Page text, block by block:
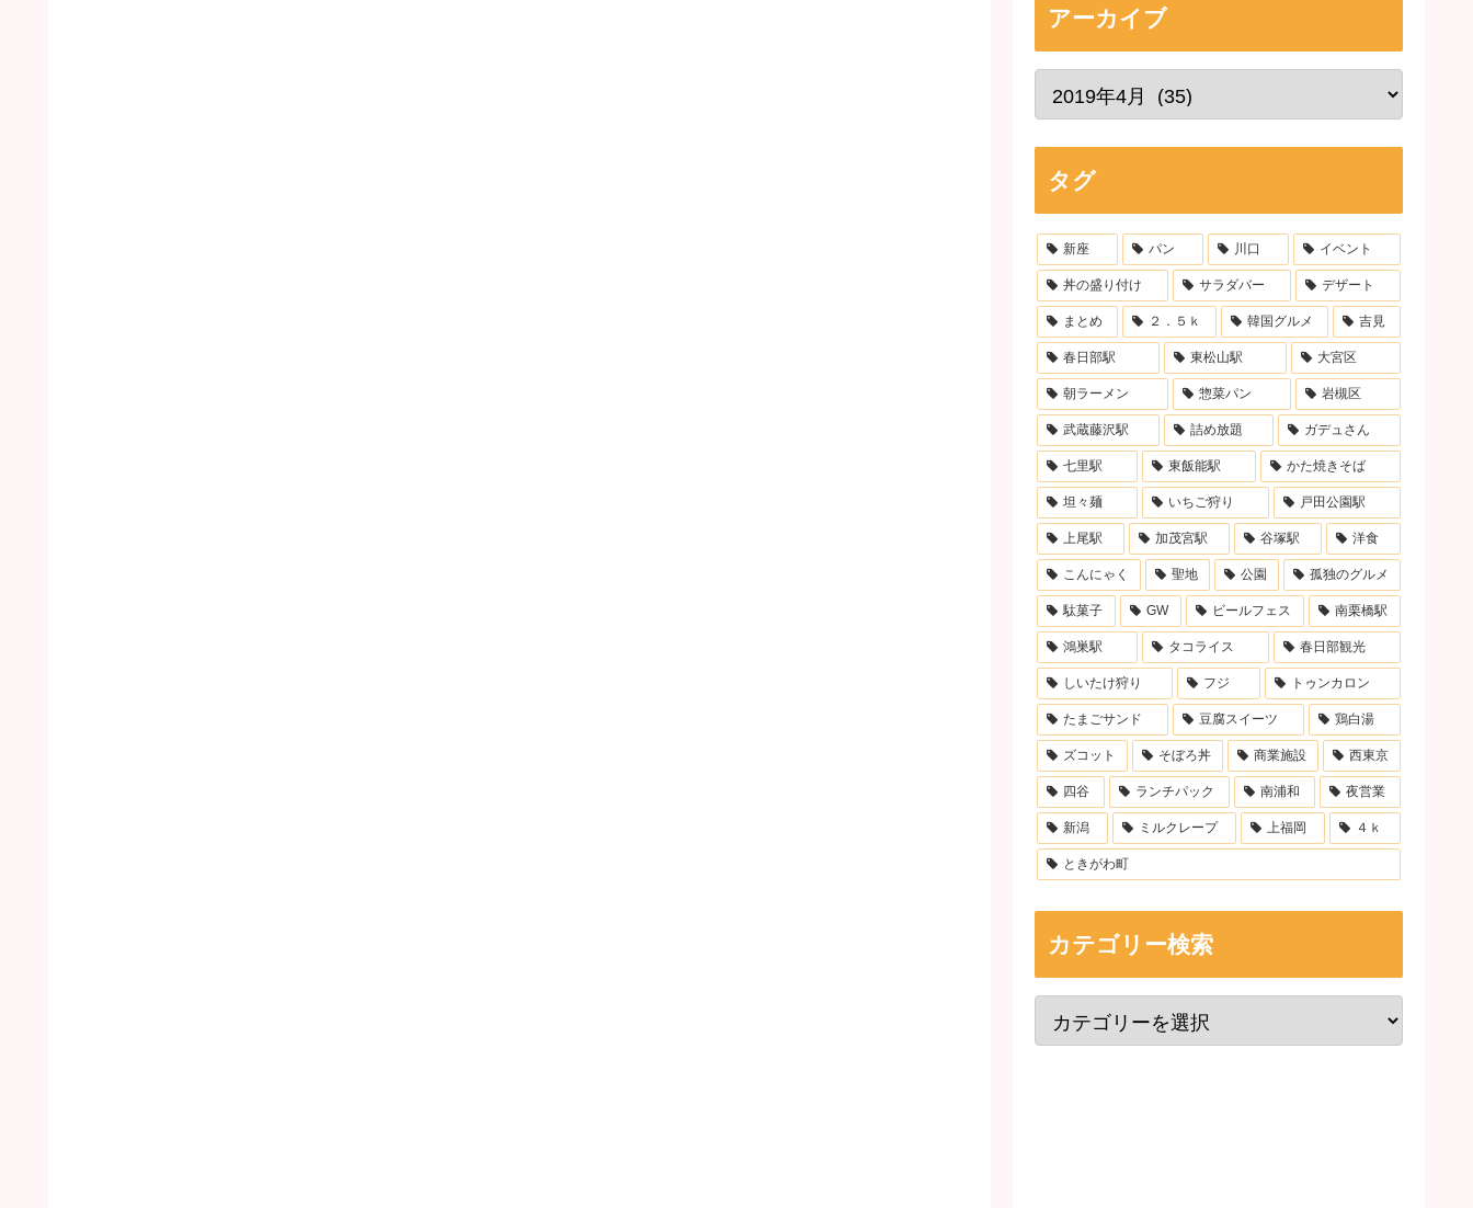
アーカイブ
タグ
新座 パン 川口 イベント
丼の盛り付け サラダバー デザート
まとめ ２．５ｋ 韓国グルメ 吉見
春日部駅 東松山駅 大宮区
朝ラーメン 惣菜パン 岩槻区
武蔵藤沢駅 詰め放題 ガデュさん
七里駅 東飯能駅 かた焼きそば
坦々麺 いちご狩り 戸田公園駅
上尾駅 加茂宮駅 谷塚駅 洋食
こんにゃく 聖地 公園 孤独のグルメ
駄菓子 GW ビールフェス 南栗橋駅
鴻巣駅 タコライス 春日部観光
しいたけ狩り フジ トゥンカロン
たまごサンド 豆腐スイーツ 鶏白湯
ズコット そぼろ丼 商業施設 西東京
四谷 ランチパック 南浦和 夜営業
新潟 ミルクレープ 上福岡 ４ｋ
ときがわ町
カテゴリー検索